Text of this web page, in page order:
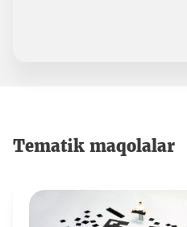
Tematik maqolalar